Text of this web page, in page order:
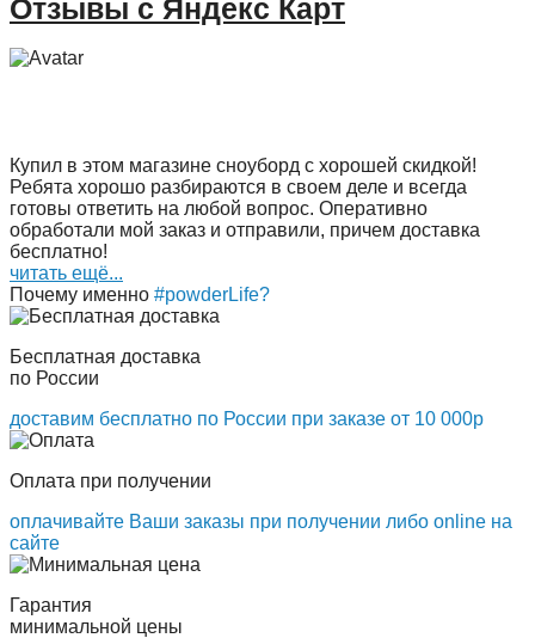
Отзывы с Яндекс Карт
Купил в этом магазине сноуборд с хорошей скидкой!
Ребята хорошо разбираются в своем деле и всегда
готовы ответить на любой вопрос. Оперативно
обработали мой заказ и отправили, причем доставка
бесплатно!
читать ещё...
Почему именно #powderLife?
Бесплатная доставка
по России
доставим бесплатно по России при заказе от 10 000р
Оплата при получении
оплачивайте Ваши заказы при получении либо online на
сайте
Гарантия
минимальной цены